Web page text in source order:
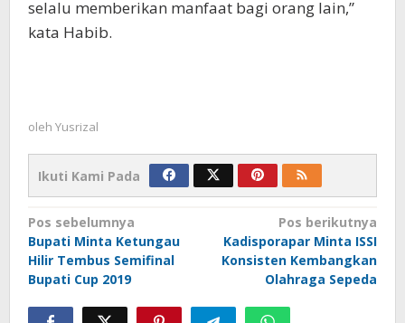
selalu memberikan manfaat bagi orang lain,”
kata Habib.
oleh Yusrizal
Ikuti Kami Pada
Navigasi
pos
Pos sebelumnya
Bupati Minta Ketungau
Hilir Tembus Semifinal
Bupati Cup 2019
Pos berikutnya
Kadisporapar Minta ISSI
Konsisten Kembangkan
Olahraga Sepeda